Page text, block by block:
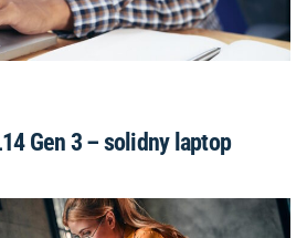
Gen 3 – solidny laptop